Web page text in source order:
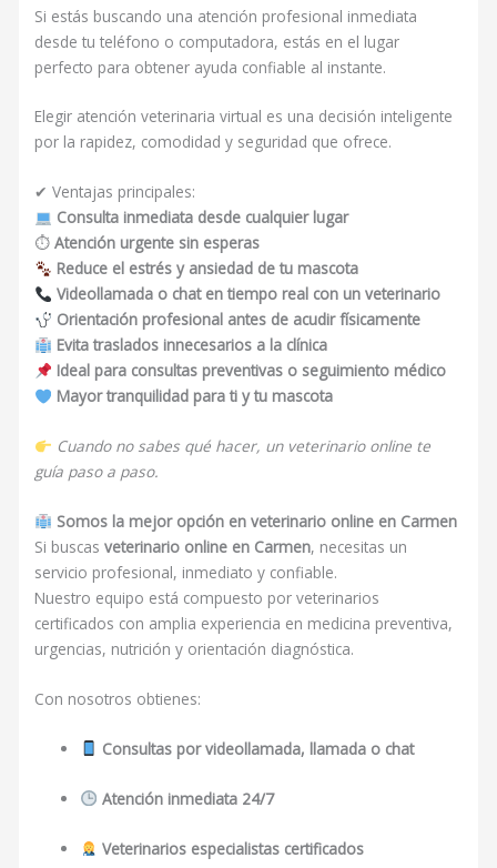
Si estás buscando una atención profesional inmediata
desde tu teléfono o computadora, estás en el lugar
perfecto para obtener ayuda confiable al instante.
Elegir atención veterinaria virtual es una decisión inteligente
por la rapidez, comodidad y seguridad que ofrece.
✔ Ventajas principales:
Consulta inmediata desde cualquier lugar
⏱Atención urgente sin esperas
Reduce el estrés y ansiedad de tu mascota
Videollamada o chat en tiempo real con un veterinario
Orientación profesional antes de acudir físicamente
Evita traslados innecesarios a la clínica
Ideal para consultas preventivas o seguimiento médico
Mayor tranquilidad para ti y tu mascota
Cuando no sabes qué hacer, un veterinario online te
guía paso a paso.
Somos la mejor opción en veterinario online en Carmen
Si buscasveterinario online en Carmen, necesitas un
servicio profesional, inmediato y confiable.
Nuestro equipo está compuesto por veterinarios
certificados con amplia experiencia en medicina preventiva,
urgencias, nutrición y orientación diagnóstica.
Con nosotros obtienes:
Consultas por videollamada, llamada o chat
Atención inmediata 24/7
Veterinarios especialistas certificados